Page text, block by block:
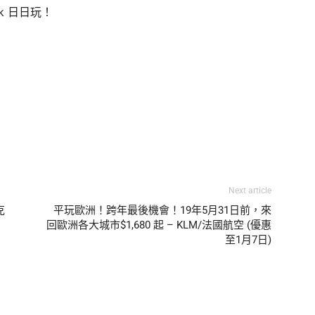
日玩！
Next article
平玩歐洲！跨年最後機會！19年5月31日前，來
回歐洲各大城市$1,680 起 – KLM/法國航空 (優惠
至1月7日)